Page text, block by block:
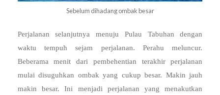
Sebelum dihadang ombak besar
Perjalanan selanjutnya menuju Pulau Tabuhan dengan
waktu tempuh sejam perjalanan. Perahu meluncur.
Beberama menit dari pembehentian terakhir perjalanan
mulai disuguhkan ombak yang cukup besar. Makin jauh
makin besar. Ini menjadi perjalanan yang menakutkan